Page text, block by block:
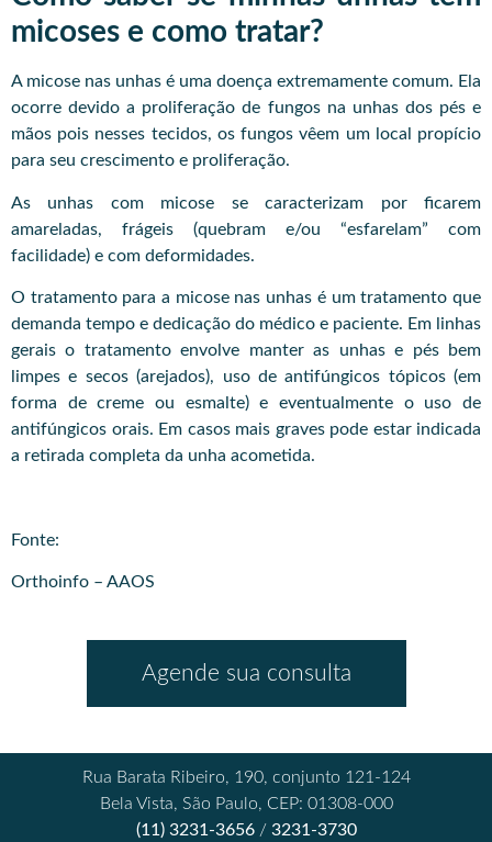
micoses e como tratar?
A micose nas unhas é uma doença extremamente comum. Ela
ocorre devido a proliferação de fungos na unhas dos pés e
mãos pois nesses tecidos, os fungos vêem um local propício
para seu crescimento e proliferação.
As unhas com micose se caracterizam por ficarem
amareladas, frágeis (quebram e/ou “esfarelam” com
facilidade) e com deformidades.
O tratamento para a micose nas unhas é um tratamento que
demanda tempo e dedicação do médico e paciente. Em linhas
gerais o tratamento envolve manter as unhas e pés bem
limpes e secos (arejados), uso de antifúngicos tópicos (em
forma de creme ou esmalte) e eventualmente o uso de
antifúngicos orais. Em casos mais graves pode estar indicada
a retirada completa da unha acometida.
Fonte:
Orthoinfo – AAOS
Agende sua consulta
Rua Barata Ribeiro, 190, conjunto 121-124
Bela Vista, São Paulo, CEP: 01308-000
(11) 3231-3656/ 3231-3730